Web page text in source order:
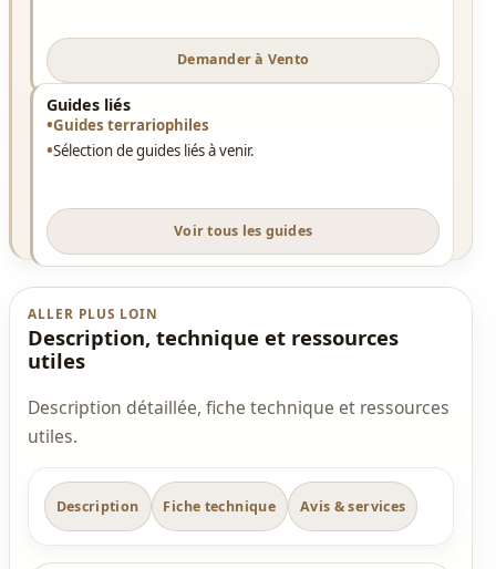
Demander à Vento
Guides liés
Guides terrariophiles
Sélection de guides liés à venir.
Voir tous les guides
ALLER PLUS LOIN
Description, technique et ressources
utiles
Description détaillée, fiche technique et ressources
utiles.
Description Fiche technique Avis & services